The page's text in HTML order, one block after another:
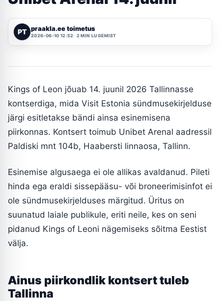
PT praakla.ee toimetus
2026-06-10 12:52 2 MIN LUGEMIST
Kings of Leon jõuab 14. juunil 2026 Tallinnasse
kontserdiga, mida Visit Estonia sündmusekirjelduse
järgi esitletakse bändi ainsa esinemisena
piirkonnas. Kontsert toimub Unibet Arenal aadressil
Paldiski mnt 104b, Haabersti linnaosa, Tallinn.
Esinemise algusaega ei ole allikas avaldanud. Pileti
hinda ega eraldi sissepääsu- või broneerimisinfot ei
ole sündmusekirjelduses märgitud. Üritus on
suunatud laiale publikule, eriti neile, kes on seni
pidanud Kings of Leoni nägemiseks sõitma Eestist
välja.
Ainus piirkondlik kontsert tuleb
Tallinna